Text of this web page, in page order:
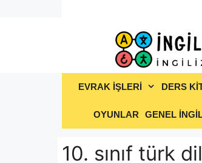
EVRAK İŞLERİ DERS
OYUNLAR GENEL
10. sınıf türk